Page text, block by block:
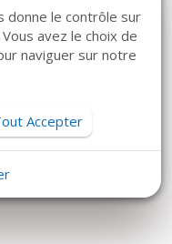
Prix sur devis
donne le contrôle sur
avez le choix de
naviguer sur notre
Accepter